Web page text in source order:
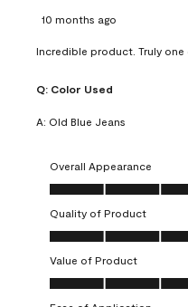
10 months ago
Incredible product. Truly one
Q: Color Used
A: Old Blue Jeans
Overall Appearance
Overall Appearance, 5.0
Quality of Product
Quality of Product, 5.0 out
Value of Product
Value of Product, 5.0 out